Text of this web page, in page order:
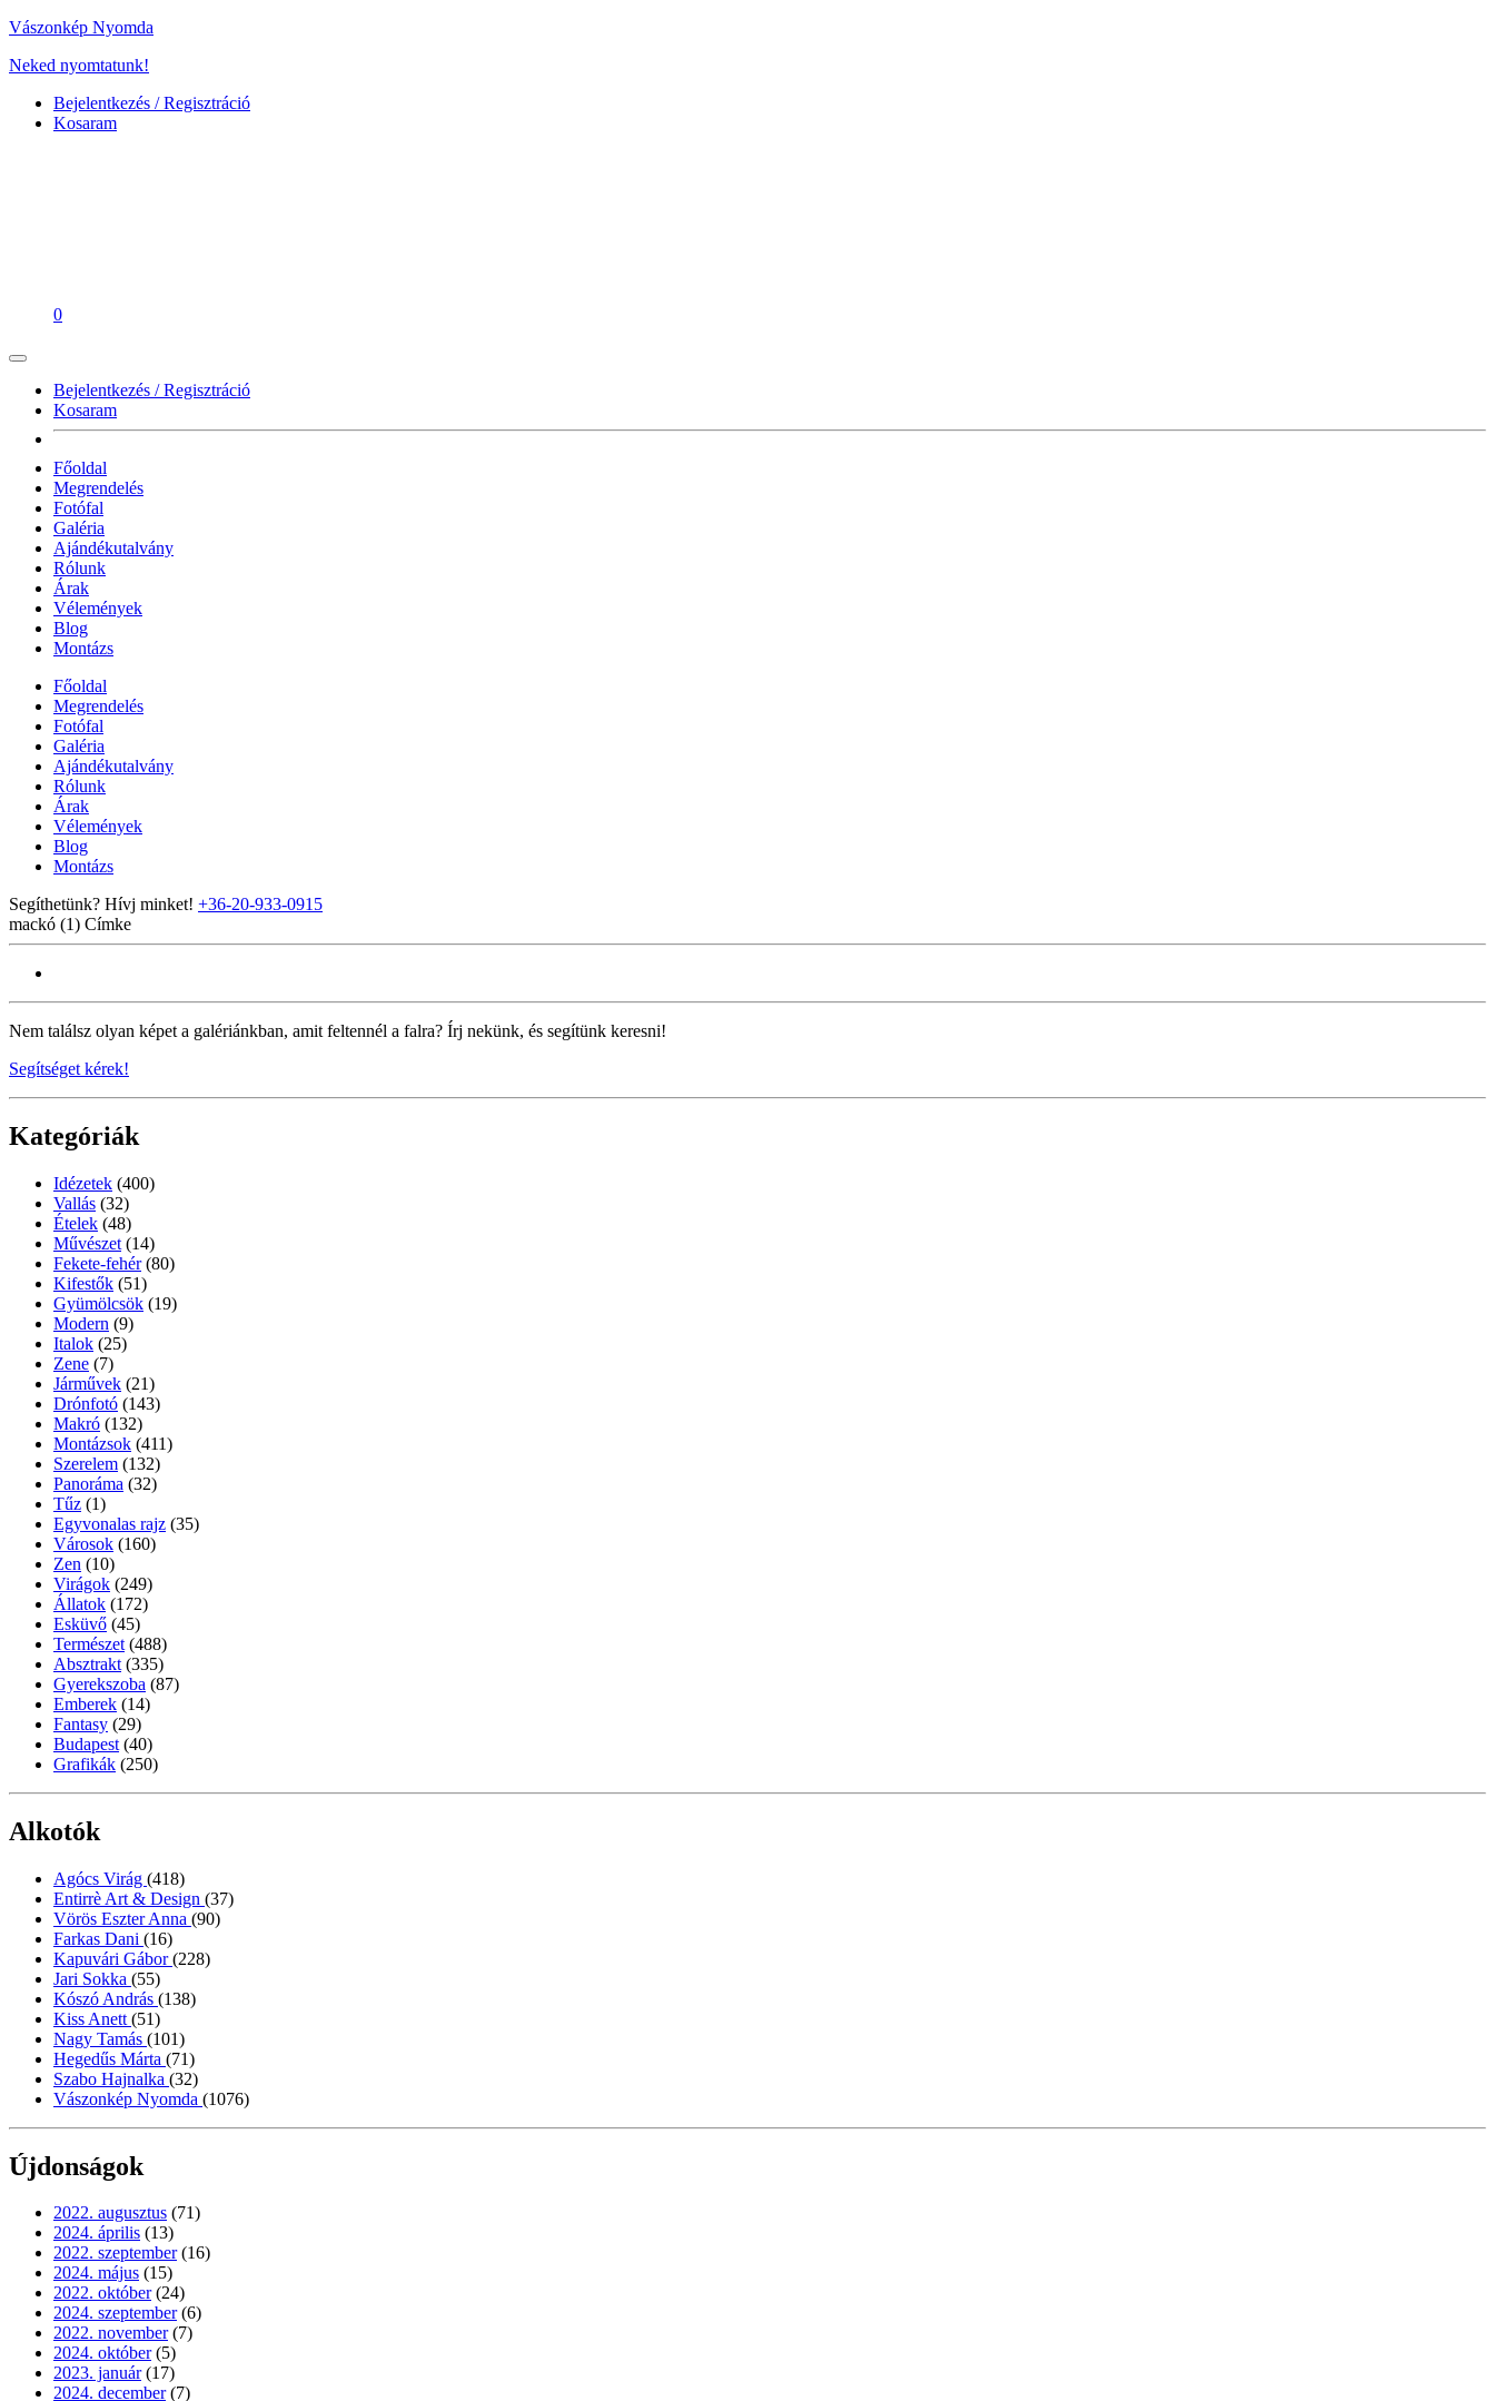
Vászonkép Nyomda
Neked nyomtatunk!
Bejelentkezés / Regisztráció
Kosaram
0
Bejelentkezés / Regisztráció
Kosaram
Főoldal
Megrendelés
Fotófal
Galéria
Ajándékutalvány
Rólunk
Árak
Vélemények
Blog
Montázs
Főoldal
Megrendelés
Fotófal
Galéria
Ajándékutalvány
Rólunk
Árak
Vélemények
Blog
Montázs
Segíthetünk? Hívj minket! +36-20-933-0915
mackó (1) Címke
Nem találsz olyan képet a galériánkban, amit feltennél a falra? Írj nekünk, és segítünk keresni!
Segítséget kérek!
Kategóriák
Idézetek (400)
Vallás (32)
Ételek (48)
Művészet (14)
Fekete-fehér (80)
Kifestők (51)
Gyümölcsök (19)
Modern (9)
Italok (25)
Zene (7)
Járművek (21)
Drónfotó (143)
Makró (132)
Montázsok (411)
Szerelem (132)
Panoráma (32)
Tűz (1)
Egyvonalas rajz (35)
Városok (160)
Zen (10)
Virágok (249)
Állatok (172)
Esküvő (45)
Természet (488)
Absztrakt (335)
Gyerekszoba (87)
Emberek (14)
Fantasy (29)
Budapest (40)
Grafikák (250)
Alkotók
Agócs Virág (418)
Entirrè Art & Design (37)
Vörös Eszter Anna (90)
Farkas Dani (16)
Kapuvári Gábor(228)
Jari Sokka (55)
Kószó András (138)
Kiss Anett (51)
Nagy Tamás (101)
Hegedűs Márta (71)
Szabo Hajnalka (32)
Vászonkép Nyomda (1076)
Újdonságok
2022. augusztus (71)
2024. április (13)
2022. szeptember (16)
2024. május (15)
2022. október (24)
2024. szeptember (6)
2022. november (7)
2024. október (5)
2023. január (17)
2024. december (7)